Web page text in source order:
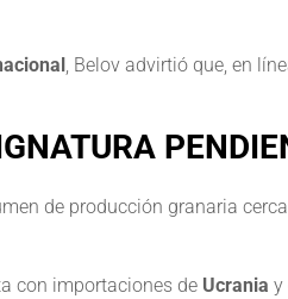
, Belov advirtió que, en
de producción granaria
con importaciones de Ucrania y